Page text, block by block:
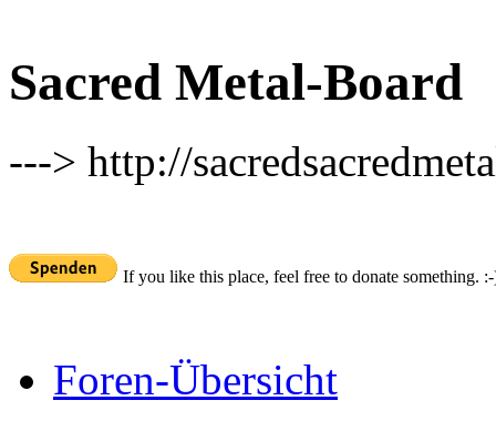
Sacred Metal-Board
---> http://
If you like this place, feel free to donate something.
Foren-Übersicht